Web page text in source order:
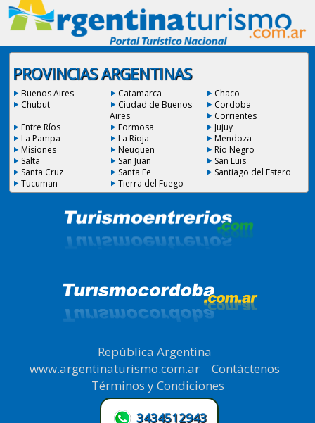
PROVINCIAS ARGENTINAS
Buenos Aires Catamarca
Chaco
Chubut
Ciudad de Buenos
Aires
Cordoba
Corrientes
Entre Ríos
Formosa
Jujuy
La Pampa
La Rioja
Mendoza
Misiones
Neuquen
Río Negro
Salta
San Juan
San Luis
Santa Cruz
Santa Fe
Santiago del Estero
Tucuman
Tierra del Fuego
República Argentina
www.argentinaturismo.com.ar| Contáctenos
Términos y Condiciones
3434512943